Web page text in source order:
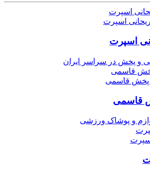
اسپرت
و پخش در سراسر ایران
قاسمی
و پوشاک ورزشی